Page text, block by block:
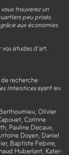
trouverez un
peu prisés.
aux économies
études d’art.
recherche
Intersticesayant eu
Olivier
Corinne
Pauline Decaux,
Doyen, Daniel
Baptiste Febvre,
Huberlant, Kater-